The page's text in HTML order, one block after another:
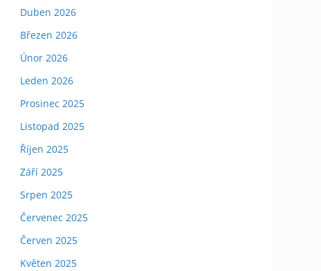
Duben 2026
Březen 2026
Únor 2026
Leden 2026
Prosinec 2025
Listopad 2025
Říjen 2025
Září 2025
Srpen 2025
Červenec 2025
Červen 2025
Květen 2025